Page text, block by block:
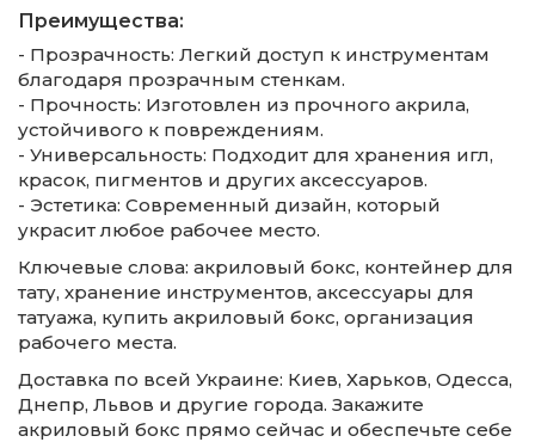
Преимущества:
- Прозрачность: Легкий доступ к инструментам
благодаря прозрачным стенкам.
- Прочность: Изготовлен из прочного акрила,
устойчивого к повреждениям.
- Универсальность: Подходит для хранения игл,
красок, пигментов и других аксессуаров.
- Эстетика: Современный дизайн, который
украсит любое рабочее место.
Ключевые слова: акриловый бокс, контейнер для
тату, хранение инструментов, аксессуары для
татуажа, купить акриловый бокс, организация
рабочего места.
Доставка по всей Украине: Киев, Харьков, Одесса,
Днепр, Львов и другие города. Закажите
акриловый бокс прямо сейчас и обеспечьте себе